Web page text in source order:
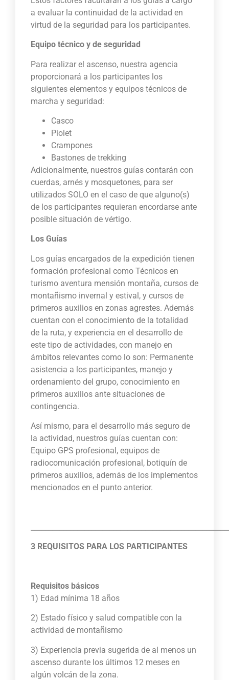
a evaluar la continuidad de la actividad en
virtud de la seguridad para los participantes.
Equipo técnico y de seguridad
Para realizar el ascenso, nuestra agencia
proporcionará a los participantes los
siguientes elementos y equipos técnicos de
marcha y seguridad:
Casco
Piolet
Crampones
Bastones de trekking
Adicionalmente, nuestros guías contarán con
cuerdas, arnés y mosquetones, para ser
utilizados SOLO en el caso de que alguno(s)
de los participantes requieran encordarse ante
posible situación de vértigo.
Los Guías
Los guías encargados de la expedición tienen
formación profesional como Técnicos en
turismo aventura mensión montaña, cursos de
montañismo invernal y estival, y cursos de
primeros auxilios en zonas agrestes. Además
cuentan con el conocimiento de la totalidad
de la ruta, y experiencia en el desarrollo de
este tipo de actividades, con manejo en
ámbitos relevantes como lo son: Permanente
asistencia a los participantes, manejo y
ordenamiento del grupo, conocimiento en
primeros auxilios ante situaciones de
contingencia.
Así mismo, para el desarrollo más seguro de
la actividad, nuestros guías cuentan con:
Equipo GPS profesional, equipos de
radiocomunicación profesional, botiquín de
primeros auxilios, además de los implementos
mencionados en el punto anterior.
3 REQUISITOS PARA LOS PARTICIPANTES
Requisitos básicos
1) Edad mínima 18 años
2) Estado físico y salud compatible con la
actividad de montañismo
3) Experiencia previa sugerida de al menos un
ascenso durante los últimos 12 meses en
algún volcán de la zona.